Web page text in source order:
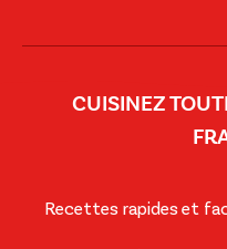
CUISINEZ
Recettes rapides et